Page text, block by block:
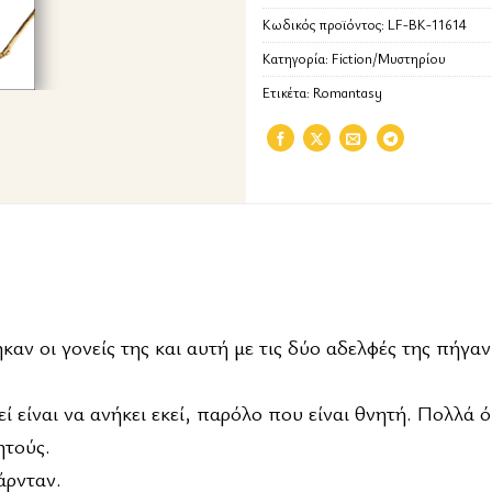
Κωδικός προϊόντος: LF-BK-11614
Κατηγορία: Fiction/Μυστηρίου
Ετικέτα: Romantasy
οι γονείς της και αυτή με τις δύο αδελφές της
είναι να ανήκει εκεί, παρόλο που είναι θνητή. Πολλά